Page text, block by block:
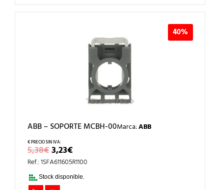
40%
ABB – SOPORTE MCBH-00
5,38€EL
PRECIO
ORIGINAL
ERA:
5,38€.
3,23€EL
PRECIO
ACTUAL
ES:
3,23€.
Marca:ABB
Ref.: 1SFA611605R1100
Stock disponible.